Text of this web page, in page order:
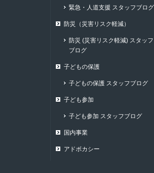
緊急・人道支援 スタッフブログ
防災（災害リスク軽減）
防災 (災害リスク軽減) スタッフ
ブログ
子どもの保護
子どもの保護 スタッフブログ
子ども参加
子ども参加 スタッフブログ
国内事業
アドボカシー